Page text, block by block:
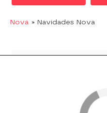
Nova » Navidades Nova